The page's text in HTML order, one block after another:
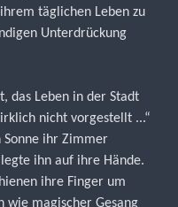
täglichen Leben zu
Unterdrückung
das Leben in der Stadt
nicht vorgestellt ...“
Sonne ihr Zimmer
ihn auf ihre Hände.
ihre Finger um
wie magischer Gesang